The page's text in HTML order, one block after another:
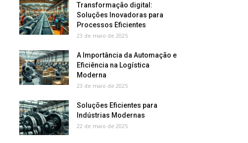
Transformação digital:
Soluções Inovadoras para
Processos Eficientes
23 de maio de 2025
A Importância da Automação e
Eficiência na Logística
Moderna
23 de maio de 2025
Soluções Eficientes para
Indústrias Modernas
22 de maio de 2025